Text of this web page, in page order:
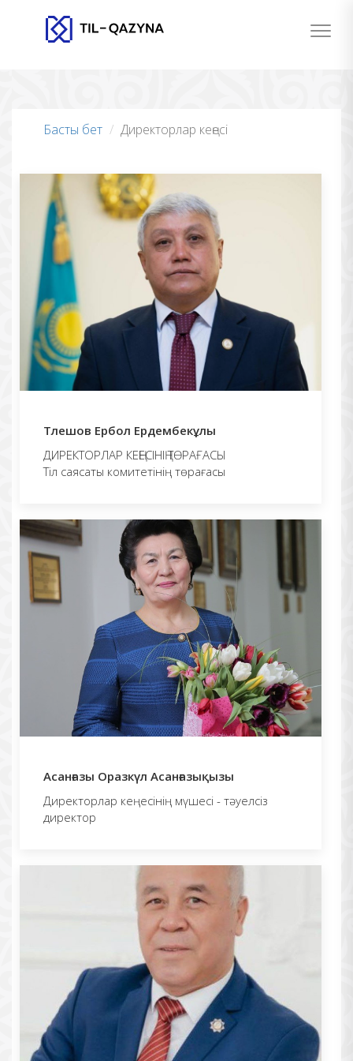
Басты бет Директорлар кеңесі
Тлешов Ербол Ердембекұлы
ДИРЕКТОРЛАР КЕҢЕСІНІҢ ТӨРАҒАСЫ
Тіл саясаты комитетінің төрағасы
Асанғазы Оразкүл Асанғазықызы
Директорлар кеңесінің мүшесі - тәуелсіз
директор